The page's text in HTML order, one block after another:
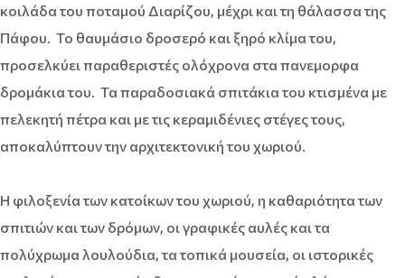
κοιλάδα του ποταμού Διαρίζου, μέχρι και τη θάλασσα της
Πάφου. Το θαυμάσιο δροσερό και ξηρό κλίμα του,
προσελκύει παραθεριστές ολόχρονα στα πανεμορφα
δρομάκια του. Τα παραδοσιακά σπιτάκια του κτισμένα με
πελεκητή πέτρα και με τις κεραμιδένιες στέγες τους,
αποκαλύπτουν την αρχιτεκτονική του χωριού.
Η φιλοξενία των κατοίκων του χωριού, η καθαριότητα των
σπιτιών και των δρόμων, οι γραφικές αυλές και τα
πολύχρωμα λουλούδια, τα τοπικά μουσεία, οι ιστορικές